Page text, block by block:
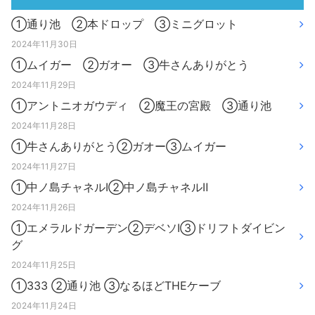
①通り池 ②本ドロップ ③ミニグロット
2024年11月30日
①ムイガー ②ガオー ③牛さんありがとう
2024年11月29日
①アントニオガウディ ②魔王の宮殿 ③通り池
2024年11月28日
①牛さんありがとう②ガオー③ムイガー
2024年11月27日
①中ノ島チャネルⅠ②中ノ島チャネルⅡ
2024年11月26日
①エメラルドガーデン②デベソⅠ③ドリフトダイビン
グ
2024年11月25日
①333 ②通り池 ③なるほどTHEケーブ
2024年11月24日